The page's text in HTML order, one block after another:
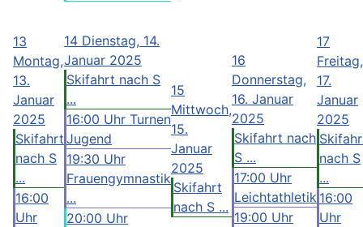
13
Montag,
13.
Januar
2025
Skifahrt
nach S
...
16:00
Uhr
14 Dienstag, 14.
Januar 2025
Skifahrt nach S
...
16:00 Uhr Turnen
Jugend
19:30 Uhr
Frauengymnastik
...
20:00 Uhr
15
Mittwoch,
15.
Januar
2025
Skifahrt
nach S ...
16
Donnerstag,
16. Januar
2025
Skifahrt nach
S ...
17:00 Uhr
Leichtathletik
19:00 Uhr
17
Freitag,
17.
Januar
2025
nach S
...
16:00
Uhr